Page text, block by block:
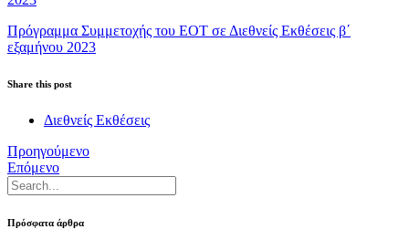
Πρόγραμμα Συμμετοχής του ΕΟΤ σε Διεθνείς Εκθέσεις β΄
εξαμήνου 2023
Share this post
Διεθνείς Εκθέσεις
Προηγούμενο
Επόμενο
Πρόσφατα άρθρα